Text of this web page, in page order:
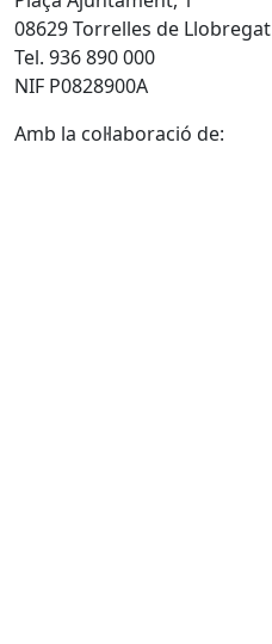
08629 Torrelles de Llobregat
Tel. 936 890 000
NIF P0828900A
Amb la col·laboració de: